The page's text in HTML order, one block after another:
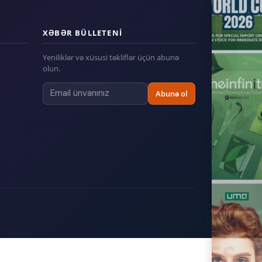
XƏBƏR BÜLLETENI
Yeniliklər və xüsusi təkliflər üçün abunə
olun.
Abunə ol